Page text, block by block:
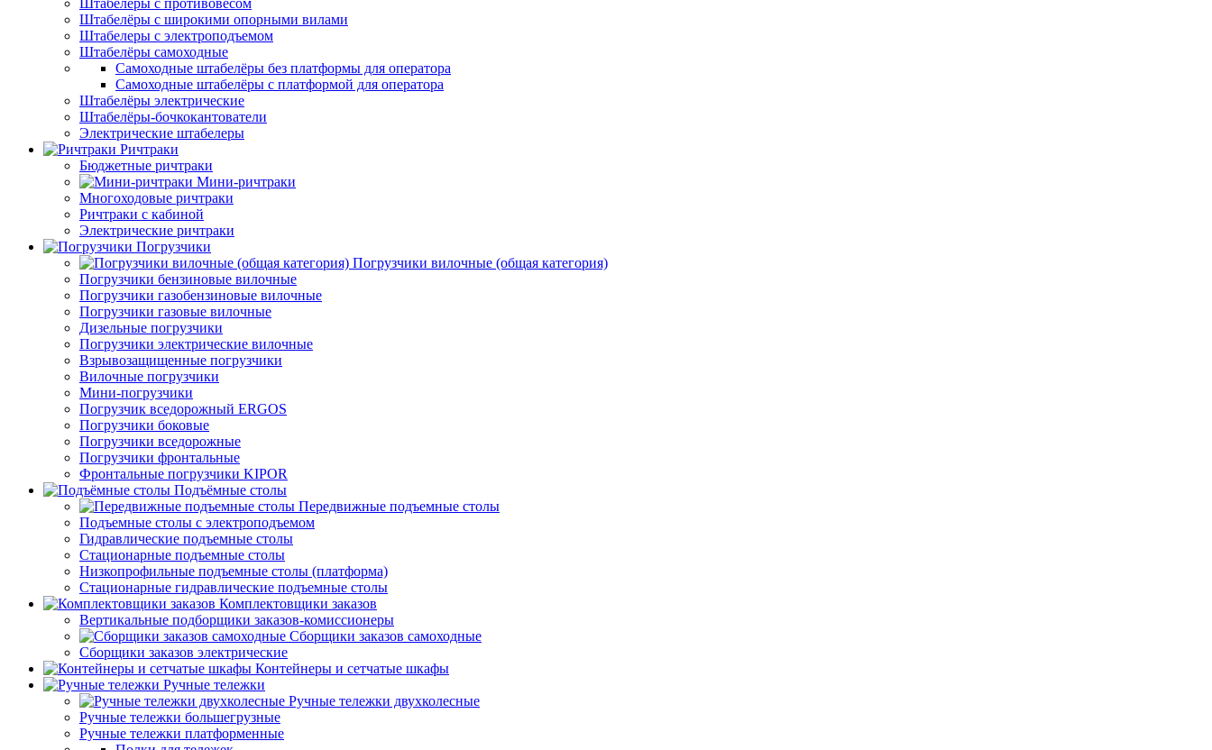
Штабелёры с противовесом
Штабелёры с широкими опорными вилами
Штабелеры с электроподъемом
Штабелёры самоходные
Самоходные штабелёры без платформы для оператора
Самоходные штабелёры с платформой для оператора
Штабелёры электрические
Штабелёры-бочкокантователи
Электрические штабелеры
Ричтраки
Бюджетные ричтраки
Мини-ричтраки
Многоходовые ричтраки
Ричтраки с кабиной
Электрические ричтраки
Погрузчики
Погрузчики вилочные (общая категория)
Погрузчики бензиновые вилочные
Погрузчики газобензиновые вилочные
Погрузчики газовые вилочные
Дизельные погрузчики
Погрузчики электрические вилочные
Взрывозащищенные погрузчики
Вилочные погрузчики
Мини-погрузчики
Погрузчик вседорожный ERGOS
Погрузчики боковые
Погрузчики вседорожные
Погрузчики фронтальные
Фронтальные погрузчики KIPOR
Подъёмные столы
Передвижные подъемные столы
Подъемные столы с электроподъемом
Гидравлические подъемные столы
Стационарные подъемные столы
Низкопрофильные подъемные столы (платформа)
Стационарные гидравлические подъемные столы
Комплектовщики заказов
Вертикальные подборщики заказов-комиссионеры
Сборщики заказов самоходные
Сборщики заказов электрические
Контейнеры и сетчатые шкафы
Ручные тележки
Ручные тележки двухколесные
Ручные тележки большегрузные
Ручные тележки платформенные